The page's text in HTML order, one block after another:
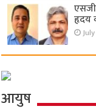
हृदय
आयुष